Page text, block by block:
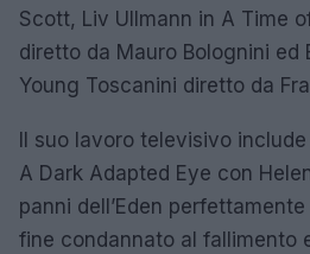
Scott, Liv Ullmann in A Time
diretto da Mauro Bolognini ed
Young Toscanini diretto da
Il suo lavoro televisivo
A Dark Adapted Eye con
panni dell’Eden
fine condannato al fallimento